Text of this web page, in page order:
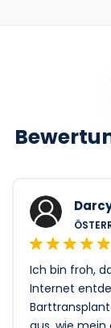
Ich bin froh,
Internet